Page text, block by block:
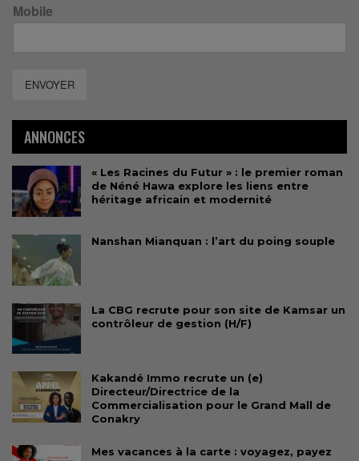
Mobile
ENVOYER
ANNONCES
« Les Racines du Futur » : le premier roman
de Néné Hawa explore les liens entre
héritage africain et modernité
Nanshan Mianquan : l’art du poing souple
La CBG recrute pour son site de Kamsar un
contrôleur de gestion (H/F)
Kakandé Immo recrute un (e)
Directeur/Directrice de la
Commercialisation pour le Grand Mall de
Conakry
Mes vacances à la carte : voyagez, payez